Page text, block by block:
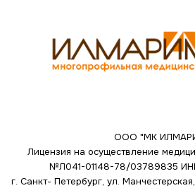
ООО "МК
Лицензия на осуществление
№Л041-01148-78/03789835
г. Санкт- Петербург, ул.